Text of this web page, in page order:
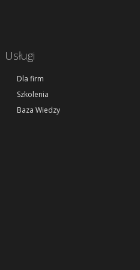
Usługi
Dla firm
Szkolenia
Baza Wiedzy